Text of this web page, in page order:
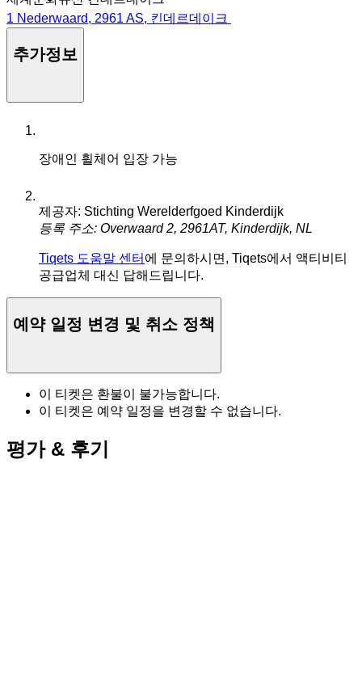
1 Nederwaard, 2961 AS, 킨데르데이크
추가정보
장애인 휠체어 입장 가능
제공자: Stichting Werelderfgoed Kinderdijk
등록 주소: Overwaard 2, 2961AT, Kinderdijk, NL
Tiqets 도움말 센터 에 문의하시면, Tiqets에서 액티비티
공급업체 대신 답해드립니다.
예약 일정 변경 및 취소 정책
이 티켓은 환불이 불가능합니다.
이 티켓은 예약 일정을 변경할 수 없습니다.
평가 & 후기